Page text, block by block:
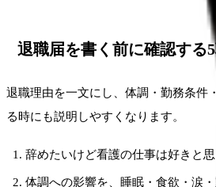
退職届を書く前に確認する5
退職理由を一文にし、体調・勤務条件
る時にも説明しやすくなります。
辞めたいけど看護の仕事は好きと
体調への影響を、睡眠・食欲・涙